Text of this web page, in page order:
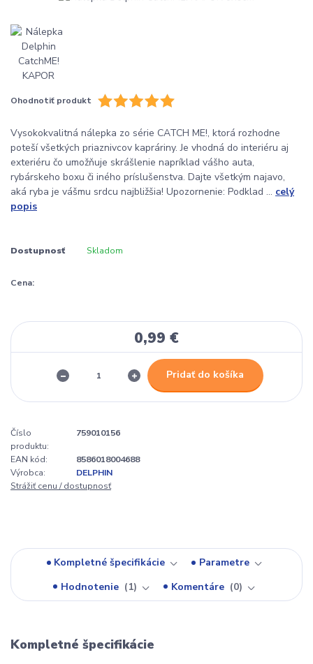
Ohodnotiť produkt
Vysokokvalitná nálepka zo série CATCH ME!, ktorá rozhodne
poteší všetkých priaznivcov kapráriny. Je vhodná do interiéru aj
exteriéru čo umožňuje skrášlenie napríklad vášho auta,
rybárskeho boxu či iného príslušenstva. Dajte všetkým najavo,
aká ryba je vášmu srdcu najbližšia! Upozornenie: Podklad ... celý
popis
Dostupnosť Skladom
Cena:
0,99 €
Pridať do košíka
Číslo
produktu:
759010156
EAN kód:
8586018004688
Výrobca:
DELPHIN
Strážiť cenu / dostupnosť
Kompletné špecifikácie
Parametre
Hodnotenie
1 Komentáre 0
Kompletné špecifikácie